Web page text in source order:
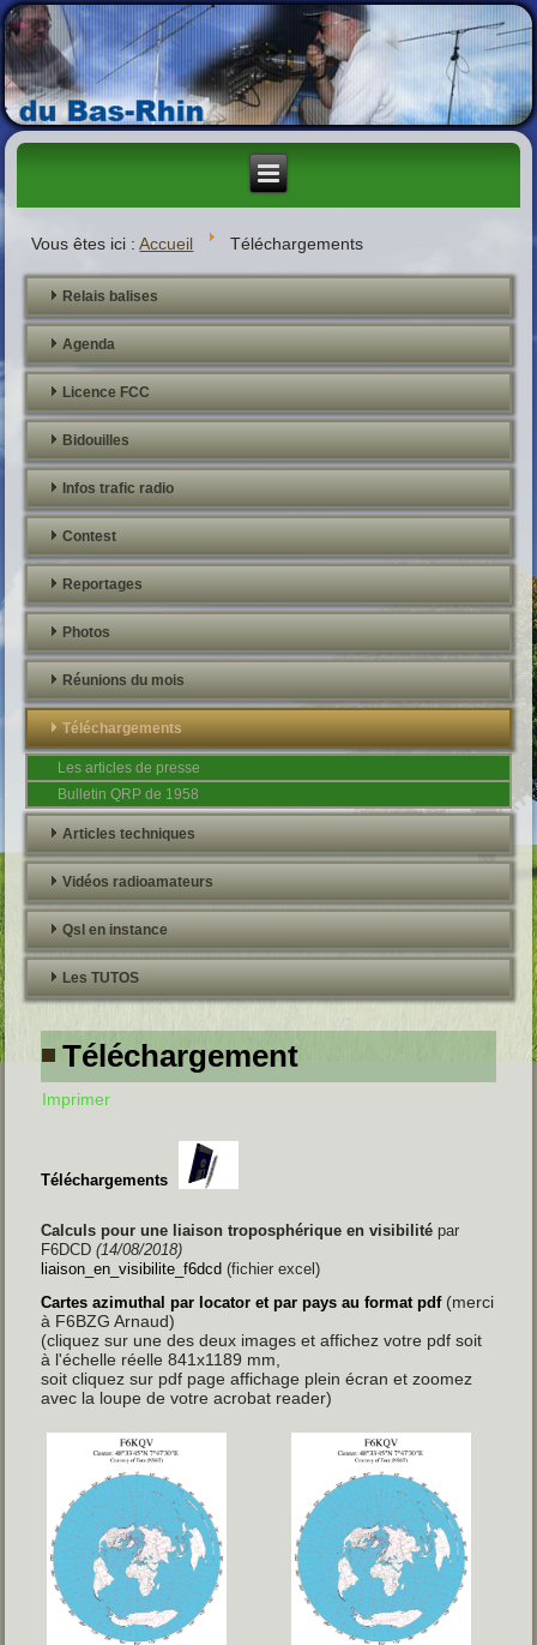
Vous êtes ici :Accueil Téléchargements
Relais balises
Agenda
Licence FCC
Bidouilles
Infos trafic radio
Contest
Reportages
Photos
Réunions du mois
Téléchargements
Les articles de presse
Bulletin QRP de 1958
Articles techniques
Vidéos radioamateurs
Qsl en instance
Les TUTOS
Téléchargement
Imprimer
Téléchargements
Calculs pour une liaison troposphérique en visibilitépar
F6DCD (14/08/2018)
liaison_en_visibilite_f6dcd(fichier excel)
Cartes azimuthal par locator et par pays au format pdf(merci
à F6BZG Arnaud)
(cliquez sur une des deux images et affichez votre pdf soit
à l'échelle réelle 841x1189 mm,
soit cliquez sur pdf page affichage plein écran et zoomez
avec la loupe de votre acrobat reader)